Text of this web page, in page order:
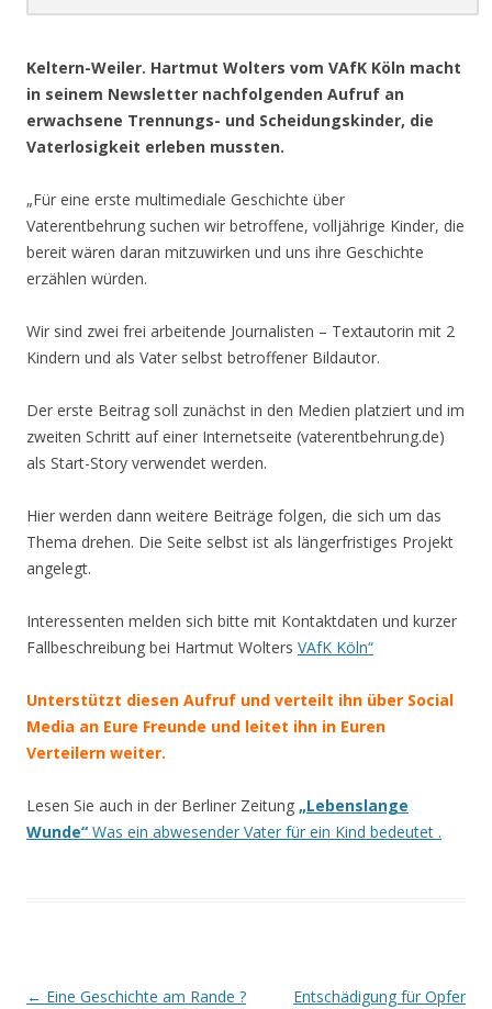
Keltern-Weiler. Hartmut Wolters vom VAfK Köln macht
in seinem Newsletter nachfolgenden Aufruf an
erwachsene Trennungs- und Scheidungskinder, die
Vaterlosigkeit erleben mussten.
„Für eine erste multimediale Geschichte über
Vaterentbehrung suchen wir betroffene, volljährige Kinder, die
bereit wären daran mitzuwirken und uns ihre Geschichte
erzählen würden.
Wir sind zwei frei arbeitende Journalisten – Textautorin mit 2
Kindern und als Vater selbst betroffener Bildautor.
Der erste Beitrag soll zunächst in den Medien platziert und im
zweiten Schritt auf einer Internetseite (vaterentbehrung.de)
als Start-Story verwendet werden.
Hier werden dann weitere Beiträge folgen, die sich um das
Thema drehen. Die Seite selbst ist als längerfristiges Projekt
angelegt.
Interessenten melden sich bitte mit Kontaktdaten und kurzer
Fallbeschreibung bei Hartmut Wolters VAfK Köln“
Unterstützt diesen Aufruf und verteilt ihn über Social
Media an Eure Freunde und leitet ihn in Euren
Verteilern weiter.
Lesen Sie auch in der Berliner Zeitung „Lebenslange
Wunde“ Was ein abwesender Vater für ein Kind bedeutet .
Beitrags-
← Eine Geschichte am Rande ?
Entschädigung für Opfer